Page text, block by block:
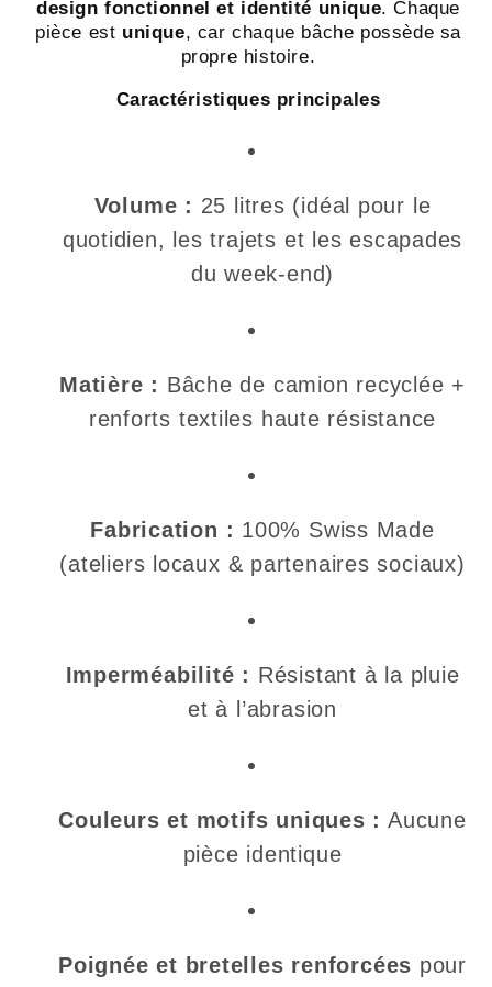
Made
Made
design fonctionnel et identité unique. Chaque
pièce est unique, car chaque bâche possède sa
propre histoire.
Caractéristiques principales
Volume : 25 litres (idéal pour le
quotidien, les trajets et les escapades
du week-end)
Matière : Bâche de camion recyclée +
renforts textiles haute résistance
Fabrication : 100% Swiss Made
(ateliers locaux & partenaires sociaux)
Imperméabilité : Résistant à la pluie
et à l’abrasion
Couleurs et motifs uniques : Aucune
pièce identique
Poignée et bretelles renforcées pour